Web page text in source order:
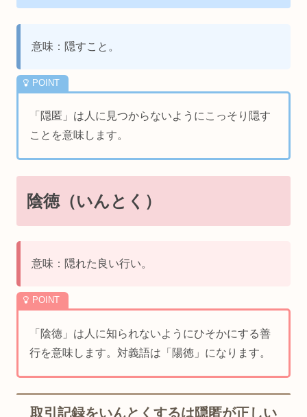
意味：隠すこと。
「隠匿」は人に見つからないようにこっそり隠す
ことを意味します。
陰徳（いんとく）
意味：隠れた良い行い。
「陰徳」は人に知られないようにひそかにする善
行を意味します。対義語は「陽徳」になります。
取引記録をいんとくするは隠匿が正しい